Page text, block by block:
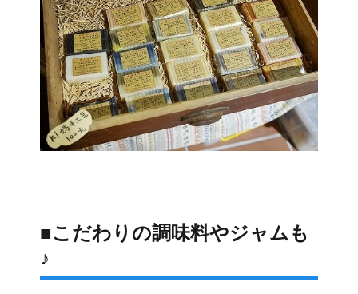
■こだわりの調味料やジャムも
♪